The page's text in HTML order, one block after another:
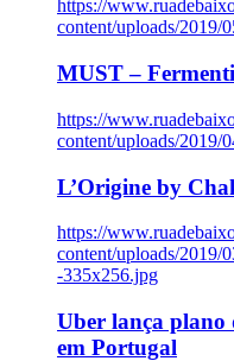
https://
content/uploads/2019/
MUST –
https://
content/uploads/2019/
L’Origine by
https://
content/uploads/2019/
-335x256.jpg
Uber lança plano
em Portugal